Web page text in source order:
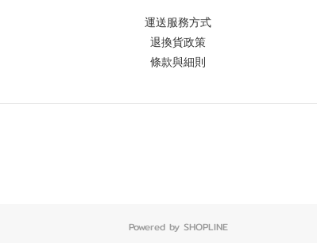
運送服務方式
退換貨政策
條款與細則
Powered by SHOPLINE